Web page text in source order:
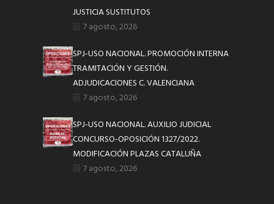
JUSTICIA SUSTITUTOS
7 agosto, 2026
SPJ-USO NACIONAL. PROMOCIÓN INTERNA
TRAMITACIÓN Y GESTIÓN.
ADJUDICACIONES C. VALENCIANA
7 agosto, 2026
SPJ-USO NACIONAL. AUXILIO JUDICIAL
CONCURSO-OPOSICIÓN 1327/2022.
MODIFICACIÓN PLAZAS CATALUÑA
7 agosto, 2026